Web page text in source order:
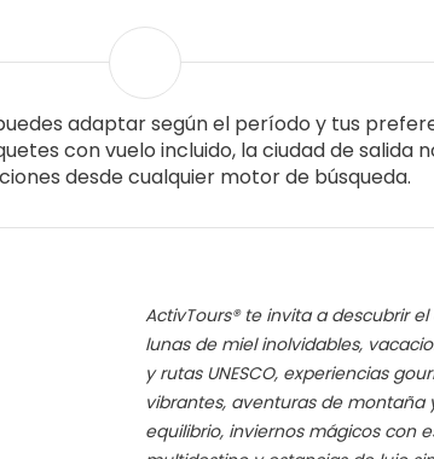
adaptar según el período y tus
con vuelo incluido, la ciudad de salida
desde cualquier motor de búsqueda.
ActivTours® te invita a descubrir
lunas de miel inolvidables,
y rutas UNESCO, experiencias
vibrantes, aventuras de montaña
equilibrio, inviernos mágicos con